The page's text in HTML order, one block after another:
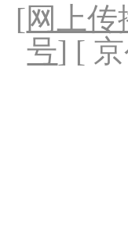
[网上
号] [